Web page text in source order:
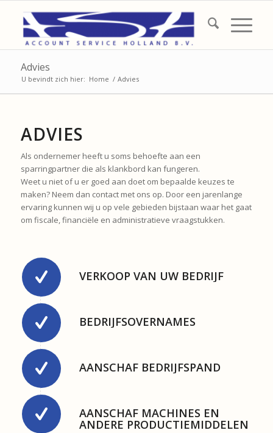
Advies
U bevindt zich hier: Home / Advies
ADVIES
Als ondernemer heeft u soms behoefte aan een
sparringpartner die als klankbord kan fungeren.
Weet u niet of u er goed aan doet om bepaalde keuzes te
maken? Neem dan contact met ons op. Door een jarenlange
ervaring kunnen wij u op vele gebieden bijstaan waar het gaat
om fiscale, financiële en administratieve vraagstukken.
VERKOOP VAN UW BEDRIJF
BEDRIJFSOVERNAMES
AANSCHAF BEDRIJFSPAND
AANSCHAF MACHINES EN
ANDERE PRODUCTIEMIDDELEN